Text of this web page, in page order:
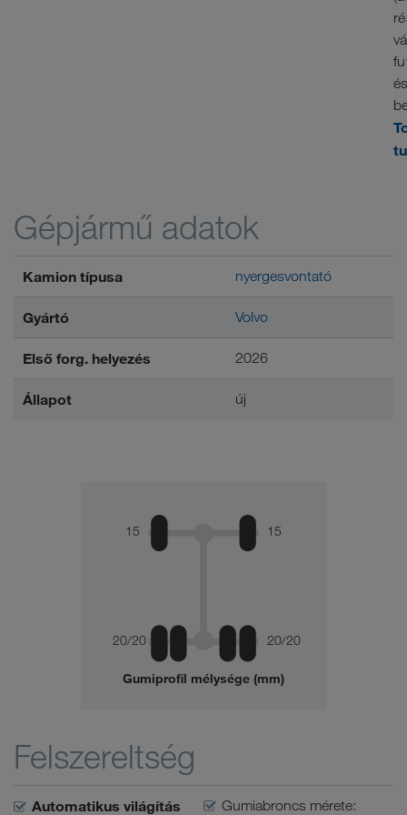
Gépjármű adatok
Kamion típusa nyergesvontató
Gyártó Volvo
Első forg. helyezés 2026
Állapot új
15 15
20/20 20/20
Gumiprofil mélysége (mm)
Felszereltség
Automatikus világítás Gumiabroncs mérete: